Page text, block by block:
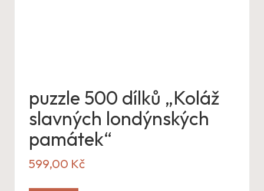
puzzle 500 dílků „Koláž
slavných londýnských
památek“
599,00 Kč